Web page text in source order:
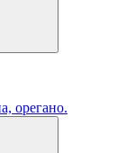
орегано.